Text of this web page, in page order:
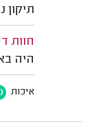
תיקון
חוות
היה
איכות